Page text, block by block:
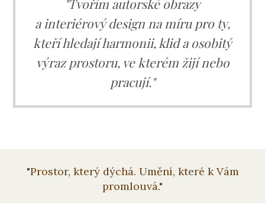
"Tvořím autorské obrazy
a interiérový design na míru pro ty,
kteří hledají harmonii, klid a osobitý
výraz prostoru, ve kterém žijí nebo
pracují."
"Prostor, který dýchá. Umění, které k Vám
promlouvá."